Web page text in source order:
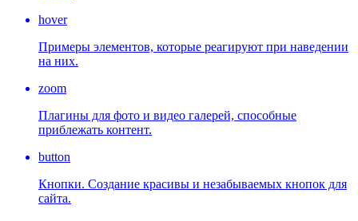
hover
Примеры элементов, которые реагируют при наведении
на них.
zoom
Плагины для фото и видео галерей, способные
приблежать контент.
button
Кнопки. Создание красивы и незабываемых кнопок для
сайта.